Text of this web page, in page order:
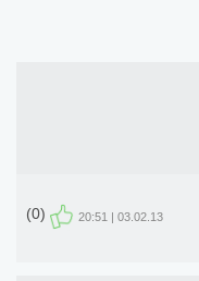
03.02.13 | 20:51
(0)